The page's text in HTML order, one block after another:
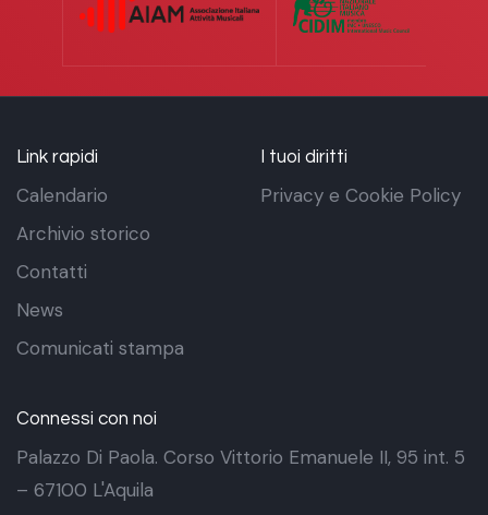
Link rapidi
Calendario
Archivio storico
Contatti
News
Comunicati stampa
I tuoi diritti
Privacy e Cookie Policy
Connessi con noi
Palazzo Di Paola. Corso Vittorio Emanuele II, 95 int. 5
– 67100 L'Aquila